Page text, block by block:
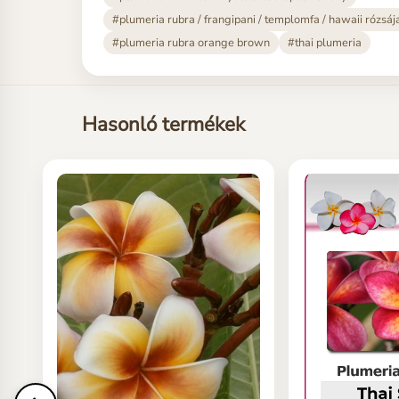
#plumeria rubra / frangipani / templomfa / hawaii
#plumeria rubra orange brown
#thai plumeria
Hasonló termékek